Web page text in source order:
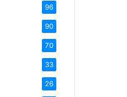
96
90
70
33
26